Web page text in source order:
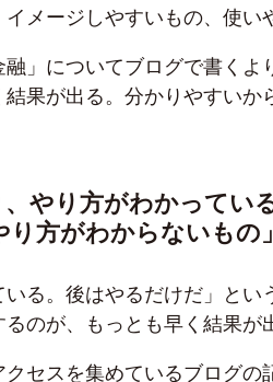
メージしやすいもの、使い
」についてブログで書くよ
果が出る。分かりやすいか
やり方がわかってい
り方がわからないもの
いる。後はやるだけだ」と
のが、もっとも早く結果が
セスを集めているブログの